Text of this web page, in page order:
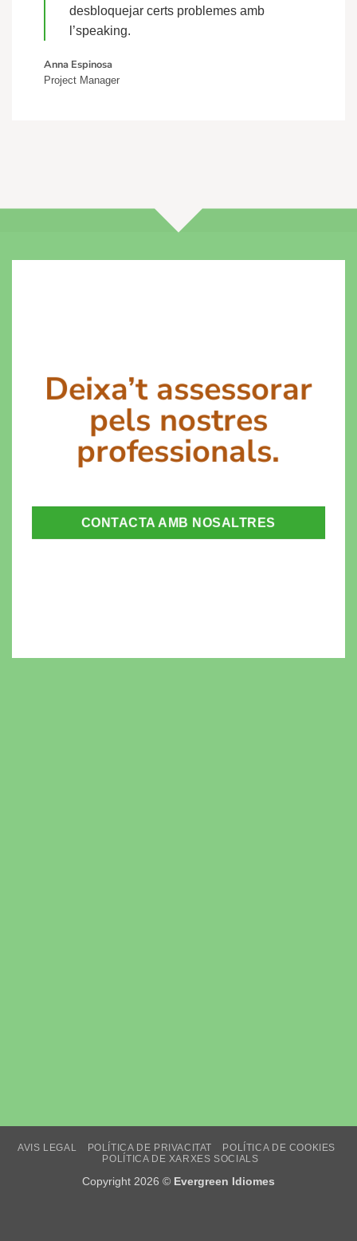
desbloquejar certs problemes amb
l’speaking.
Anna Espinosa
Project Manager
Deixa’t assessorar
pels nostres
professionals.
CONTACTA AMB NOSALTRES
AVIS LEGAL POLÍTICA DE PRIVACITAT
POLÍTICA DE COOKIES
POLÍTICA DE XARXES SOCIALS
Copyright 2026 © Evergreen Idiomes